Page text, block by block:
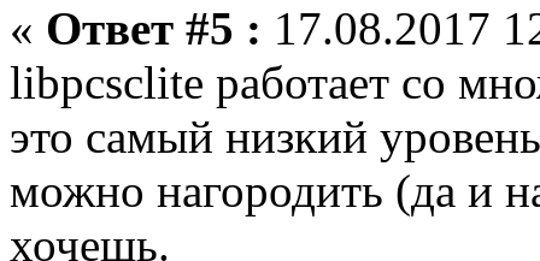
« Ответ #5 : 17.08.2017
libpcsclite работает со
это самый низкий
можно нагородить (да и
хочешь.